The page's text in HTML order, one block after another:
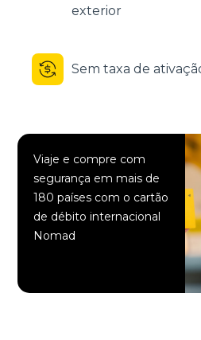
exterior
Sem taxa de
Viaje e compre com
segurança em mais de
180 países com o cartão
de débito internacional
Nomad